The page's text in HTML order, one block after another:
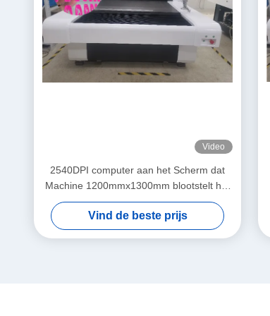
Video
2540DPI computer aan het Scherm dat
Machine 1200mmx1300mm blootstelt het
Automatische Aanpassen
Vind de beste prijs